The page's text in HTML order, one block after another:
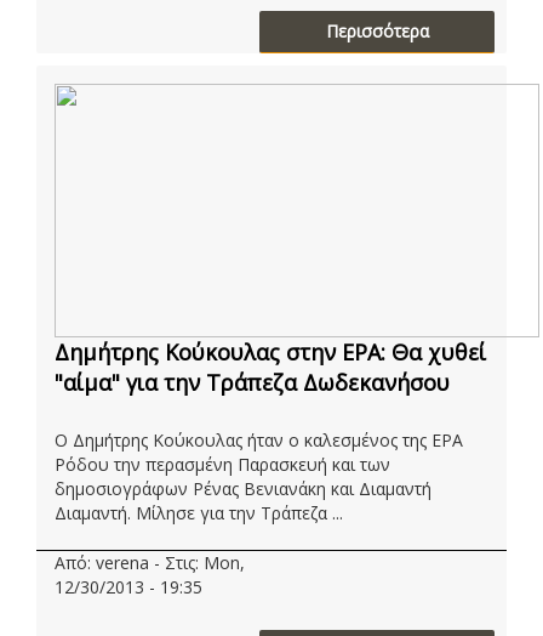
Περισσότερα
Δημήτρης Κούκουλας στην ΕΡΑ: Θα χυθεί
"αίμα" για την Τράπεζα Δωδεκανήσου
Ο Δημήτρης Κούκουλας ήταν ο καλεσμένος της ΕΡΑ
Ρόδου την περασμένη Παρασκευή και των
δημοσιογράφων Ρένας Βενιανάκη και Διαμαντή
Διαμαντή. Μίλησε για την Τράπεζα ...
Από: verena - Στις: Mon,
12/30/2013 - 19:35